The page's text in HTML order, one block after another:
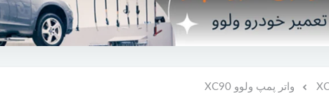
واتر پمپ ولوو XC90